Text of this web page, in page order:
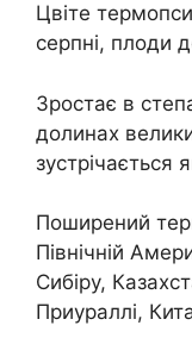
Цвіте
серпні, плоди
Зростає в
долинах
зустрічається
Поширений
Північній
Сибіру,
Приураллі,